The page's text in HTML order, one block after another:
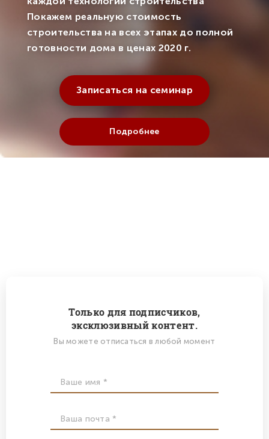
Покажем реальную стоимость
строительства на всех этапах до полной
готовности дома в ценах 2020 г.
Записаться на семинар
Подробнее
Только для подписчиков,
эксклюзивный контент.
Вы можете отписаться в любой момент